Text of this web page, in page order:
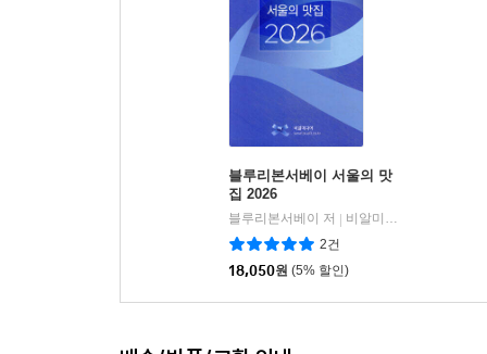
블루리본서베이 서울의 맛
집 2026
블루리본서베이 저
비알미디어
2건
18,050원 (5% 할인)